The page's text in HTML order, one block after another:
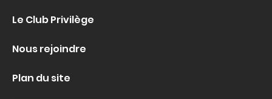
Le Club Privilège
Nous rejoindre
Plan du site